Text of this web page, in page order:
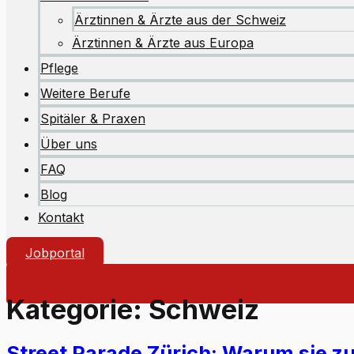
Ärztinnen & Ärzte aus der Schweiz
Ärztinnen & Ärzte aus Europa
Pflege
Weitere Berufe
Spitäler & Praxen
Über uns
FAQ
Blog
Kontakt
Jobportal
Kategorie:Schweiz